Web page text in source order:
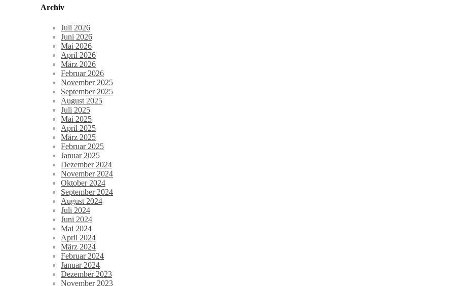
Archiv
Juli 2026
Juni 2026
Mai 2026
April 2026
März 2026
Februar 2026
November 2025
September 2025
August 2025
Juli 2025
Mai 2025
April 2025
März 2025
Februar 2025
Januar 2025
Dezember 2024
November 2024
Oktober 2024
September 2024
August 2024
Juli 2024
Juni 2024
Mai 2024
April 2024
März 2024
Februar 2024
Januar 2024
Dezember 2023
November 2023